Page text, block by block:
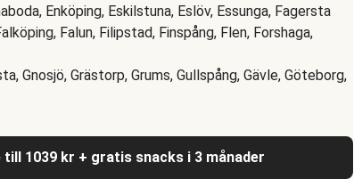
Enköping, Eskilstuna, Eslöv, Essunga, Fagersta
Falun, Filipstad, Finspång, Flen, Forshaga,
Gnosjö, Grästorp, Grums, Gullspång, Gävle, Göteborg,
till 1039 kr + gratis snacks i 3 månader